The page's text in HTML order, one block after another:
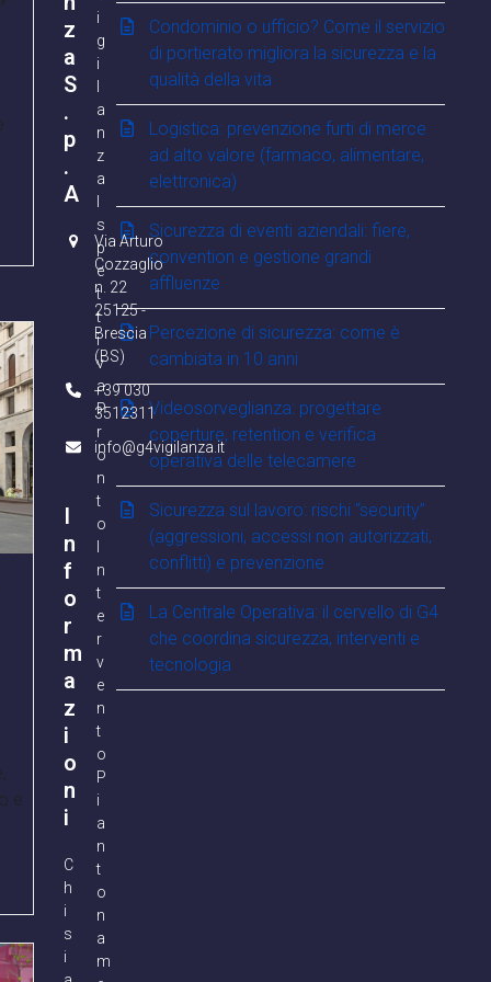
e
Condominio o ufficio? Come il servizio
di portierato migliora la sicurezza e la
qualità della vita
Logistica: prevenzione furti di merce
ad alto valore (farmaco, alimentare,
elettronica)
Sicurezza di eventi aziendali: fiere,
convention e gestione grandi
affluenze
Percezione di sicurezza: come è
cambiata in 10 anni
Videosorveglianza: progettare
coperture, retention e verifica
operativa delle telecamere
Sicurezza sul lavoro: rischi “security”
(aggressioni, accessi non autorizzati,
conflitti) e prevenzione
La Centrale Operativa: il cervello di G4
che coordina sicurezza, interventi e
tecnologia
z
a
S
.
p
.
A
Via Arturo
Cozzaglio
n. 22
25125 -
Brescia
(BS)
+39 030
3512311
info@g4vigilanza.it
I
n
f
o
r
m
a
z
i
o
n
i
C
h
i
s
i
i
g
i
a
n
z
a
s
p
e
t
t
i
v
a
P
r
o
n
t
o
n
t
e
r
v
e
n
t
o
P
i
a
n
t
o
n
a
m